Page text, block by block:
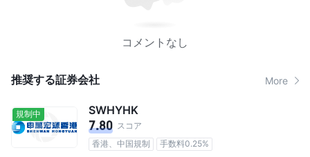
コメントなし
推奨する証券会社 More
規制中 SWHYHK
7.80 スコア
香港、中国規制
手数料0.25%